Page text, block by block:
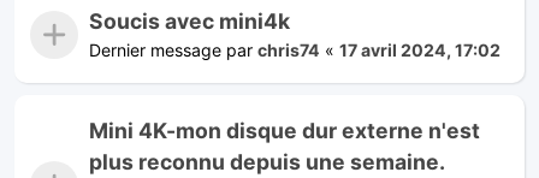
Soucis avec mini4k
Dernier message par chris74 « 17 avril 2024, 17:02
Mini 4K-mon disque dur externe n'est
plus reconnu depuis une semaine.